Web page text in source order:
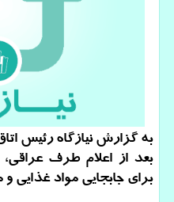
به گزارش نیازگاه رئیس
بعد از اعلام طرف
برای جابجایی مواد غذایی و